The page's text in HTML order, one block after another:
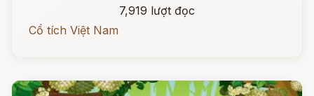
7,919 lượt đọc
Cổ tích Việt Nam